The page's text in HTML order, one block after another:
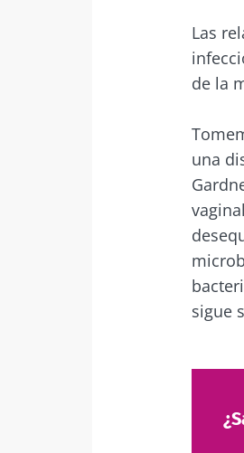
Las
de la
una
sigue